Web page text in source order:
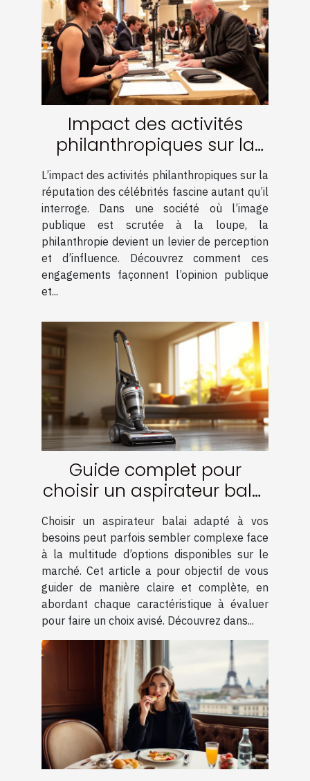
Impact des activités
philanthropiques sur la
réputation des célébrités
L’impact des activités philanthropiques sur la
réputation des célébrités fascine autant qu’il
interroge. Dans une société où l’image
publique est scrutée à la loupe, la
philanthropie devient un levier de perception
et d’influence. Découvrez comment ces
engagements façonnent l’opinion publique
et...
Guide complet pour
choisir un aspirateur balai
adapté à vos besoins
Choisir un aspirateur balai adapté à vos
besoins peut parfois sembler complexe face
à la multitude d’options disponibles sur le
marché. Cet article a pour objectif de vous
guider de manière claire et complète, en
abordant chaque caractéristique à évaluer
pour faire un choix avisé. Découvrez dans...